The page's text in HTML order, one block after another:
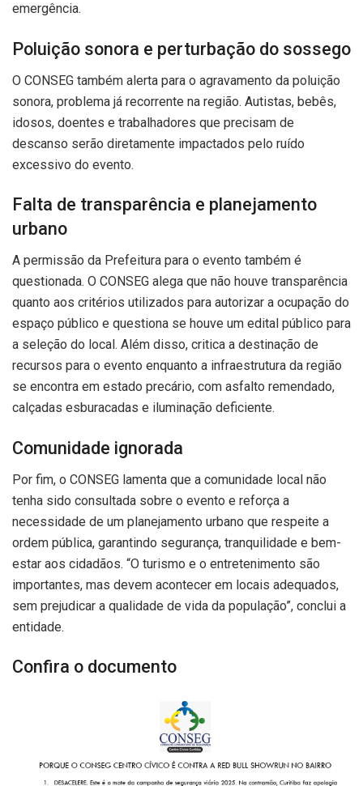
emergência.
Poluição sonora e perturbação do sossego
O CONSEG também alerta para o agravamento da poluição
sonora, problema já recorrente na região. Autistas, bebês,
idosos, doentes e trabalhadores que precisam de
descanso serão diretamente impactados pelo ruído
excessivo do evento.
Falta de transparência e planejamento
urbano
A permissão da Prefeitura para o evento também é
questionada. O CONSEG alega que não houve transparência
quanto aos critérios utilizados para autorizar a ocupação do
espaço público e questiona se houve um edital público para
a seleção do local. Além disso, critica a destinação de
recursos para o evento enquanto a infraestrutura da região
se encontra em estado precário, com asfalto remendado,
calçadas esburacadas e iluminação deficiente.
Comunidade ignorada
Por fim, o CONSEG lamenta que a comunidade local não
tenha sido consultada sobre o evento e reforça a
necessidade de um planejamento urbano que respeite a
ordem pública, garantindo segurança, tranquilidade e bem-
estar aos cidadãos. “O turismo e o entretenimento são
importantes, mas devem acontecer em locais adequados,
sem prejudicar a qualidade de vida da população”, conclui a
entidade.
Confira o documento